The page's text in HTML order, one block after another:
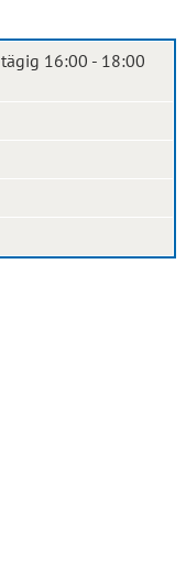
16:00 - 18:00